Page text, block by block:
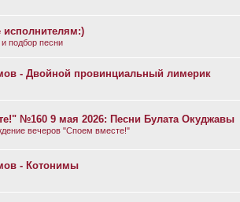
исполнителям:)
подбор песни
- Двойной провинциальный лимерик
№160 9 мая 2026: Песни Булата Окуджавы
вечеров "Споем вместе!"
- Котонимы